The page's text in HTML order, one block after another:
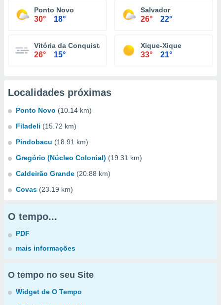
Ponto Novo
30° 18°
Salvador
26° 22°
Vitória da Conquista
26° 15°
Xique-Xique
33° 21°
Localidades próximas
Ponto Novo (10.14 km)
Filadeli (15.72 km)
Pindobacu (18.91 km)
Gregório (Núcleo Colonial) (19.31 km)
Caldeirão Grande (20.88 km)
Covas (23.19 km)
O tempo...
PDF
mais informações
O tempo no seu Site
Widget de O Tempo